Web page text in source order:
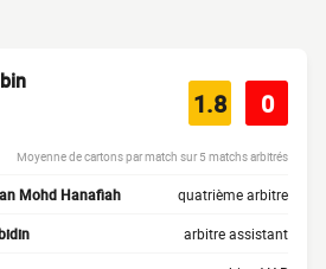
1.8 0
Moyenne de cartons par match sur 5 matchs arbitrés
Mohd Hanafiah quatrième arbitre
arbitre assistant